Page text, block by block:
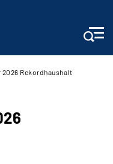
2026 Rekordhaushalt